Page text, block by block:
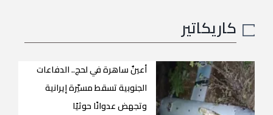
كاريكاتير
أعينٌ ساهرة في لحج.. الدفاعات
الجنوبية تسقط مسيّرة إيرانية
وتجهض عدوانًا حوثيًا